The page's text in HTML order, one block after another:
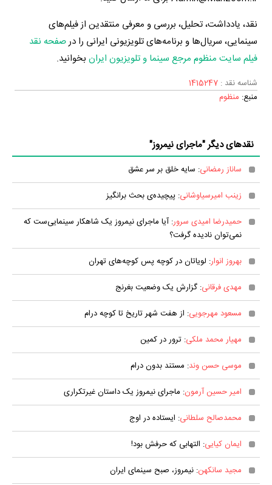
نقد، یادداشت، تحلیل، بررسی و معرفی منتقدین از فیلم‌های
سینمایی، سریال‌ها و برنامه‌های تلویزیونی ایرانی را درصفحه نقد
فیلم سایت منظوم مرجع سینما و تلویزیون ایران بخوانید.
شناسه نقد : 1415247
منبع: منظوم
نقدهای دیگر "ماجرای نیمروز"
ساناز رمضانی: سایه خلق بر سر عشق
زینب امیرسیاوشانی: پیچیده‌ی بحث برانگیز
حمیدرضا امیدی سرور: آیا ماجرای نیمروز یک شاهکار سینمایی‌ست که
نمی‌توان نادیده گرفت؟
بهروز انوار: لویاتان در کوچه پس کوچه‌های تهران
مهدی فرقانی: گزارش یک وضعیت بغرنج
مسعود مهرجویی: از هفت شهر تاریخ تا کوچه درام
مهیار محمد ملکی: ترور در کمین
موسی حسن وند: مستند بدون درام
امیر حسین آرمون: ماجرای نیمروز یک داستان غیرتکراری
محمدصالح سلطانی: ایستاده در اوج
ایمان کیایی: التهابی که حرفش بود!
مجید سانکهن: نیمروز، صبح سینمای ایران